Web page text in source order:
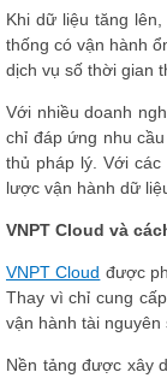
Khi dữ liệu tăng
thống có vận hành
dịch vụ số thời gian
Với nhiều doanh
chỉ đáp ứng nhu
thủ pháp lý. Với
lược vận hành dữ
VNPT Cloud và
VNPT Cloud được
Thay vì chỉ cung
vận hành tài nguyên
Nền tảng được xây